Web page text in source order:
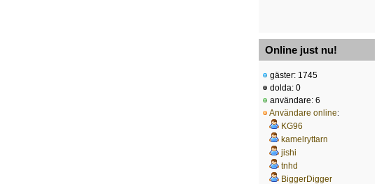
Online just nu!
gäster: 1745
dolda: 0
användare: 6
Användare online:
KG96
kamelryttarn
jishi
tnhd
BiggerDigger